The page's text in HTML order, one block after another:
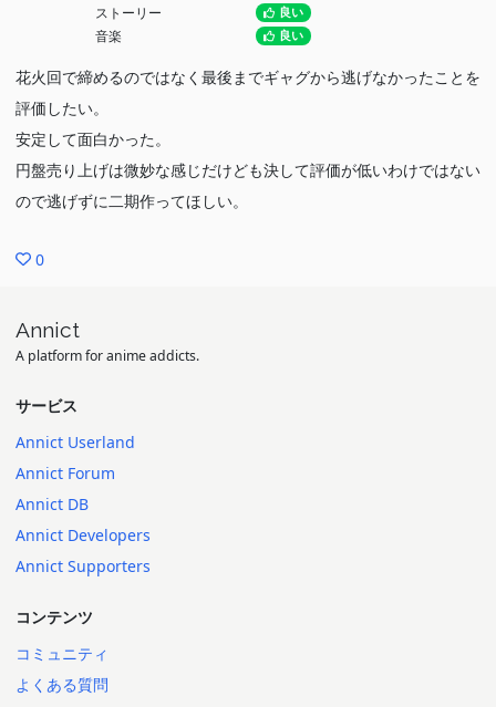
ストーリー 良い
音楽 良い
花火回で締めるのではなく最後までギャグから逃げなかったことを
評価したい。
安定して面白かった。
円盤売り上げは微妙な感じだけども決して評価が低いわけではない
ので逃げずに二期作ってほしい。
0
Annict
A platform for anime addicts.
サービス
Annict Userland
Annict Forum
Annict DB
Annict Developers
Annict Supporters
コンテンツ
コミュニティ
よくある質問